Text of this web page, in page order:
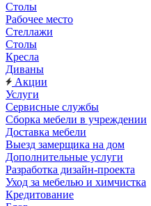
Столы
Рабочее место
Стеллажи
Столы
Кресла
Диваны
Акции
Услуги
Сервисные службы
Сборка мебели в учреждении
Доставка мебели
Выезд замерщика на дом
Дополнительные услуги
Разработка дизайн-проекта
Уход за мебелью и химчистка
Кредитование